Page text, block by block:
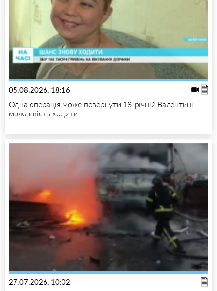
05.08.2026, 18:16
Одна операція може повернути 18-річній Валентині
можливість ходити
27.07.2026, 10:02